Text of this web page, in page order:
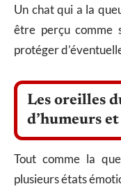
Un chat qui a la
être perçu comme
protéger
Les oreilles
d’humeurs
Tout comme la
plusieurs états